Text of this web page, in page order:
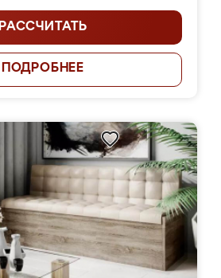
РАССЧИТАТЬ
ПОДРОБНЕЕ